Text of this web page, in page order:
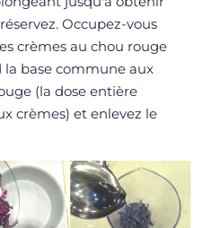
Occupez-vous
crèmes au chou rouge
base commune aux
(la dose entière
crèmes) et enlevez le